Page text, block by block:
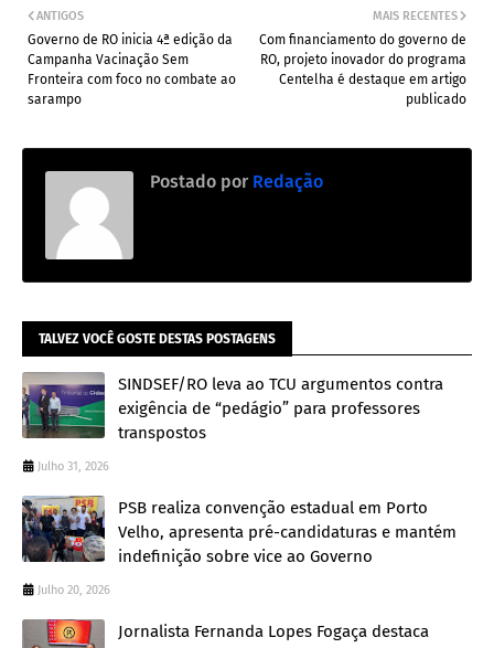
MAIS RECENTES
Com financiamento do governo de
RO, projeto inovador do programa
Centelha é destaque em artigo
publicado
ANTIGOS
Governo de RO inicia 4ª edição da
Campanha Vacinação Sem
Fronteira com foco no combate ao
sarampo
Postado por Redação
TALVEZ VOCÊ GOSTE DESTAS POSTAGENS
SINDSEF/RO leva ao TCU argumentos contra
exigência de “pedágio” para professores
transpostos
Julho 31, 2026
PSB realiza convenção estadual em Porto
Velho, apresenta pré-candidaturas e mantém
indefinição sobre vice ao Governo
Julho 20, 2026
Jornalista Fernanda Lopes Fogaça destaca